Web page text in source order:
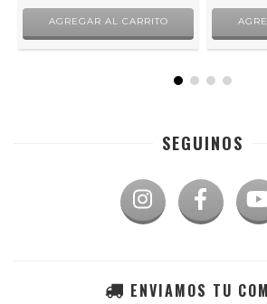
AGREGAR AL CARRITO
SEGUINOS
ENVIAMOS TU